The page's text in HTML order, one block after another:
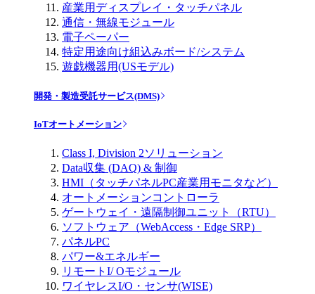
産業用ディスプレイ・タッチパネル
通信・無線モジュール
電子ペーパー
特定用途向け組込みボード/システム
遊戯機器用(USモデル)
開発・製造受託サービス(DMS)
IoTオートメーション
Class I, Division 2ソリューション
Data収集 (DAQ) & 制御
HMI（タッチパネルPC産業用モニタなど）
オートメーションコントローラ
ゲートウェイ・遠隔制御ユニット（RTU）
ソフトウェア（WebAccess・Edge SRP）
パネルPC
パワー&エネルギー
リモートI/ Oモジュール
ワイヤレスI/O・センサ(WISE)